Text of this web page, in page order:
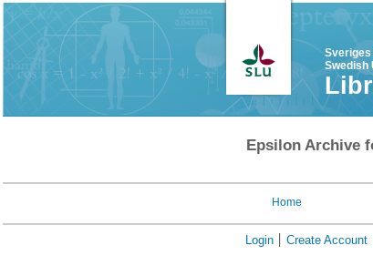
Swedish
Epsilon Archive
Home
Login Create Account